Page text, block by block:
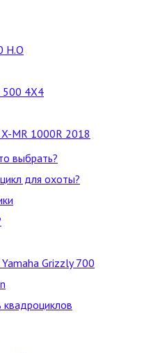
H.O
500 4Х4
MR 1000R 2018
выбрать?
для охоты?
Grizzly 700
квадроциклов